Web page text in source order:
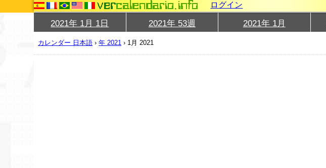
ログイン
2021年 1月 1日 2021年 53週 2021年 1月
カレンダー 日本語 ›年 2021 › 1月 2021